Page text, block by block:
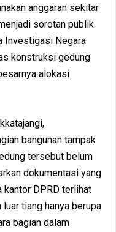
anggaran sekitar
sorotan publik.
Investigasi Negara
konstruksi gedung
alokasi
bangunan tampak
tersebut belum
dokumentasi yang
kantor DPRD terlihat
tiang hanya berupa
bagian dalam